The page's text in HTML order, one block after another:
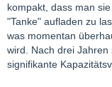
kompakt, dass man
"Tanke" aufladen zu
was momentan
wird. Nach drei Jahren
signifikante